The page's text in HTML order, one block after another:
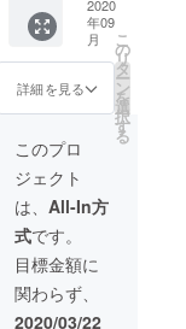
ティス
トによ
るオー
ダー作
品制
作/2作
品（20
万円相
当）
キーホ
ルダー
（数量
限定）
・レン
タル利
用提供
券 3枚
(東北地
方限定)
・
Facebo
okグ
ループ
にご招
待（随
時情報
2020
年09
月
詳細を見る
こ
の
リ
タ
ー
ン
を
選
択
す
る
このプロ
ジェクト
は、 All-In方
式です。
目標金額に
関わらず、
2020/03/22